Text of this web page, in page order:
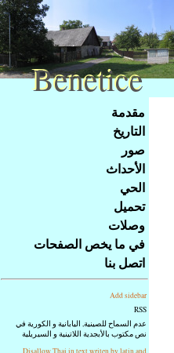
základní
strana
مقدمة
التاريخ
صور
الأحداث
الحي
تحميل
وصلات
في ما يخص الصفحات
اتصل بنا
Add sidebar
RSS
عدم السماح للصينية, اليابانية و الكورية في
نص مكتوب بالأبجدية اللاتينية و السيريلية
Benetice
Benetice